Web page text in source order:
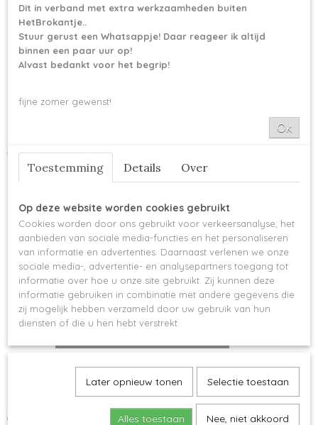
Scheepjes Arcadia (Sokkenwol)
Scheepjes Big Darling
Scheepjes Big Darling Monochrome
Scheepjes Chunky Monkey
Scheepjes Glow Up
Scheepjes Little Darling
Scheepjes Little Darling Sparkle
Scheepjes Maxi Sugar Rush
Scheepjes Maxi Sweet Treat
Scheepjes Scrumptious
Scheepjes Snowfall
Scheepjes Stone Washed
Scheepjes Sweetheart Soft
Scheepjes Whirl
Scheepjes Whirlette
Scheepjes Glow Up - 1001 Luminescent White
Dit bijzondere garen heeft een glow in the dark effect.
€ 5,95
Dit in verband met extra werkzaamheden buiten
HetBrokantje..
Stuur gerust een Whatsappje! Daar reageer ik altijd
binnen een paar uur op!
Alvast bedankt voor het begrip!
fijne zomer gewenst!
Ok
Toestemming Details Over
Op deze website worden cookies gebruikt
Cookies worden door ons gebruikt voor verkeersanalyse, het
aanbieden van sociale media-functies en het personaliseren
van informatie en advertenties. Daarnaast verlenen we onze
sociale media-, advertentie- en analysepartners toegang tot
informatie over hoe u onze site gebruikt. Zij kunnen deze
informatie gebruiken in combinatie met andere gegevens die
zij mogelijk hebben verzameld door uw gebruik van hun
diensten of die u hen hebt verstrekt.
Later opnieuw tonen Selectie toestaan
Alles toestaan Nee, niet akkoord